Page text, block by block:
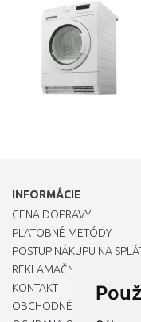
Porovnať
INFORMÁCIE
CENA DOPRAVY
PLATOBNÉ METÓDY
POSTUP NÁKUPU NA
REKLAMAČNÝ PORIADOK
KONTAKT
OBCHODNÉ PODMIENKY